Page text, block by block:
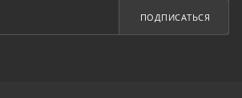
ПОДПИСАТЬСЯ